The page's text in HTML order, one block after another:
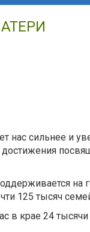
нас сильнее и
на
125 тысяч
в крае 24